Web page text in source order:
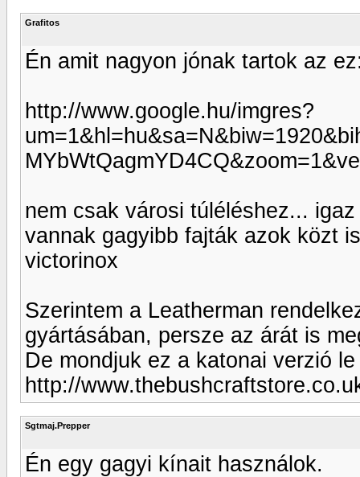
Grafitos
Én amit nagyon jónak tartok az
http://www.google.hu/imgres?
nem csak városi túléléshez...
vannak gagyibb fajták azok közt
victorinox
Szerintem a Leatherman
gyártásában, persze az árát is
De mondjuk ez a katonai verzió
http://
Sgtmaj.Prepper
Én egy gagyi kínait használok.